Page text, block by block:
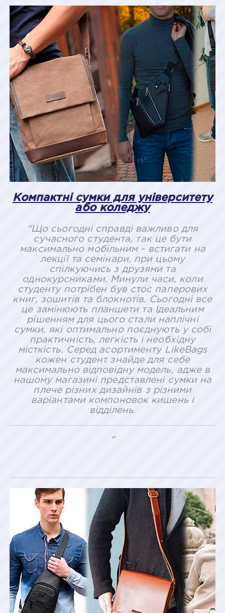
Компактні сумки для університету
або коледжу
"Що сьогодні справді важливо для
сучасного студента, так це бути
максимально мобільним - встигати на
лекції та семінари, при цьому
спілкуючись з друзями та
однокурсниками. Минули часи, коли
студенту потрібен був стос паперових
книг, зошитів та блокнотів. Сьогодні все
це замінюють планшети та Ідеальним
рішенням для цього стали наплічні
сумки, які оптимально поєднують у собі
практичність, легкість і необхідну
місткість. Серед асортименту LikeBags
кожен студент знайде для себе
максимально відповідну модель, адже в
нашому магазині представлені сумки на
плече різних дизайнів з різними
варіантами компоновок кишень і
відділень.
"